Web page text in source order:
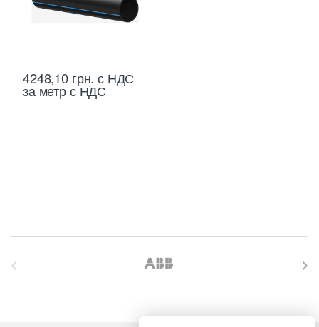
4248,10 грн. с НДС
за метр с НДС